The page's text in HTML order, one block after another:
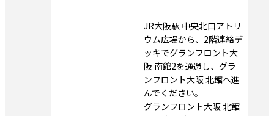
JR大阪駅 中央北口アトリ
ウム広場から、2階連絡デ
ッキでグランフロント大
阪 南館2を通過し、グラ
ンフロント大阪 北館へ進
んでください。
グランフロント大阪 北館